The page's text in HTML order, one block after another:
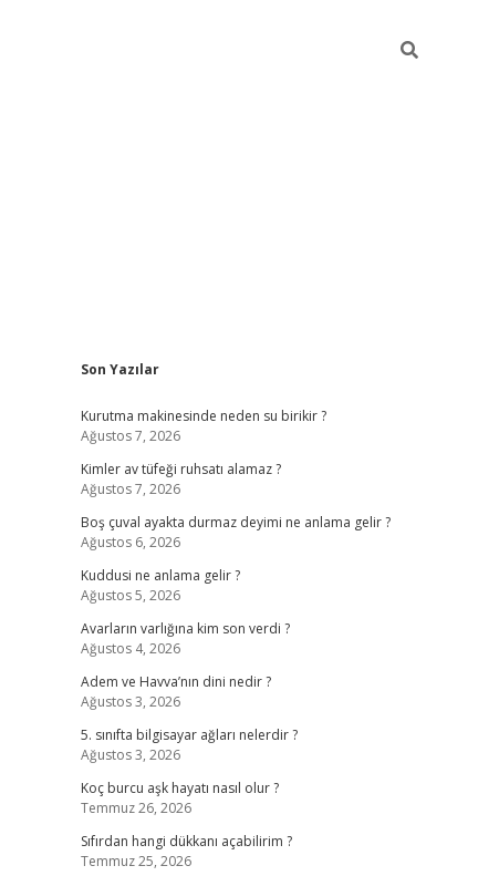
Sidebar
Son Yazılar
Kurutma makinesinde neden su birikir ?
Ağustos 7, 2026
Kimler av tüfeği ruhsatı alamaz ?
Ağustos 7, 2026
Boş çuval ayakta durmaz deyimi ne anlama gelir ?
Ağustos 6, 2026
Kuddusi ne anlama gelir ?
Ağustos 5, 2026
Avarların varlığına kim son verdi ?
Ağustos 4, 2026
Adem ve Havva’nın dini nedir ?
Ağustos 3, 2026
5. sınıfta bilgisayar ağları nelerdir ?
Ağustos 3, 2026
Koç burcu aşk hayatı nasıl olur ?
Temmuz 26, 2026
Sıfırdan hangi dükkanı açabilirim ?
Temmuz 25, 2026